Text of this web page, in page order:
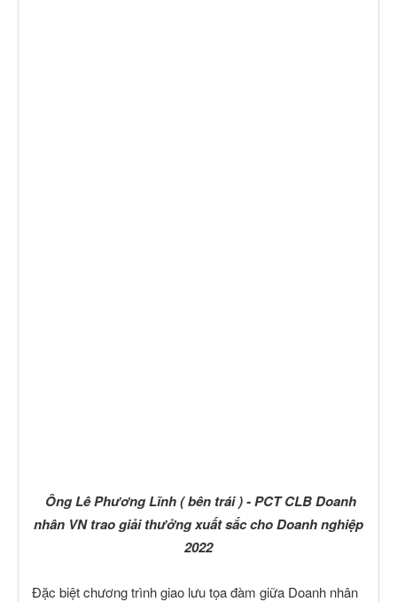
Ông Lê Phương Lĩnh ( bên trái ) - PCT CLB Doanh
nhân VN trao giải thưởng xuất sắc cho Doanh nghiệp
2022
Đặc biệt chương trình giao lưu tọa đàm giữa Doanh nhân